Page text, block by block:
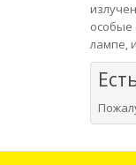
лампе,